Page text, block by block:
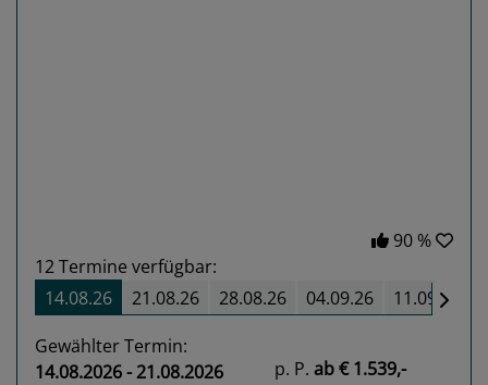
90 %
12Termine verfügbar:
14.08.26
21.08.26 28.08.26 04.09.26 11.09.26
Gewählter Termin:
14.08.2026 - 21.08.2026
p. P. ab€ 1.539,-